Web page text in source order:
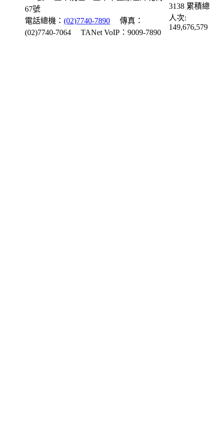
67號
電話總機：(02)7740-7890
傳真：
(02)7740-7064
TANet VoIP：9009-7890
3138 累積總
人次:
149,676,579